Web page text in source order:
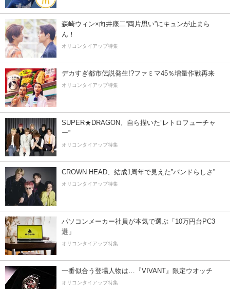
森崎ウィン×向井康二“両片思い”にキュンが止まら
ん！
オリコンタイアップ特集
デカすぎ都市伝説発生!?ファミマ45％増量作戦再来
オリコンタイアップ特集
SUPER★DRAGON、自ら描いた”レトロフューチャ
ー”
オリコンタイアップ特集
CROWN HEAD、結成1周年で見えた”バンドらしさ”
オリコンタイアップ特集
パソコンメーカー社員が本気で選ぶ「10万円台PC3
選」
オリコンタイアップ特集
一番似合う登場人物は…『VIVANT』限定ウオッチ
オリコンタイアップ特集